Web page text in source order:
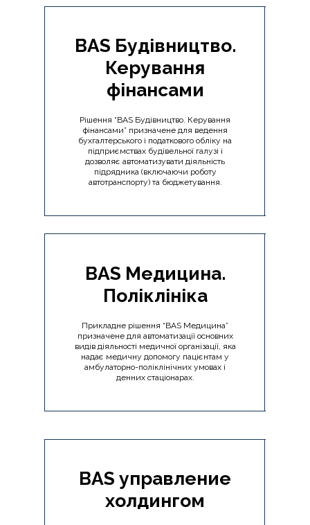
BAS Будівництво.
Керування
фінансами
Рішення “BAS Будівництво. Керування
фінансами” призначене для ведення
бухгалтерського і податкового обліку на
підприємствах будівельної галузі і
дозволяє автоматизувати діяльність
підрядника (включаючи роботу
автотранспорту) та бюджетування.
BAS Медицина.
Поліклініка
Прикладне рішення “BAS Медицина”
призначене для автоматизації основних
видів діяльності медичної організації, яка
надає медичну допомогу пацієнтам у
амбулаторно-поліклінічних умовах і
денних стаціонарах.
BAS управление
холдингом